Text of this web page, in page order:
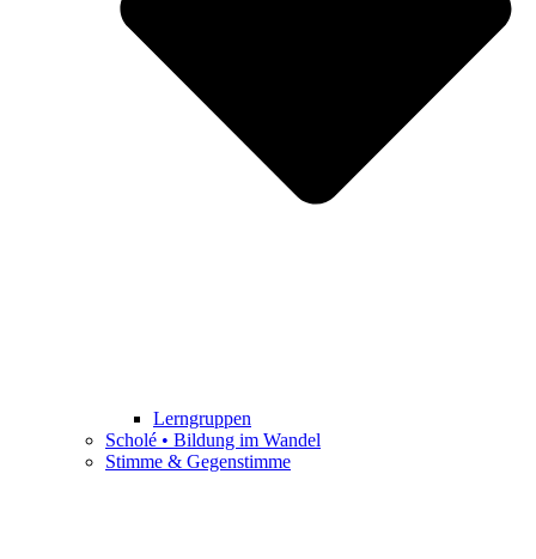
Lerngruppen
Scholé • Bildung im Wandel
Stimme & Gegenstimme